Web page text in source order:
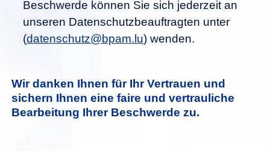
Beschwerde können Sie sich jederzeit an
unseren Datenschutzbeauftragten unter
(datenschutz@bpam.lu) wenden.
Wir danken Ihnen für Ihr Vertrauen und
sichern Ihnen eine faire und vertrauliche
Bearbeitung Ihrer Beschwerde zu.